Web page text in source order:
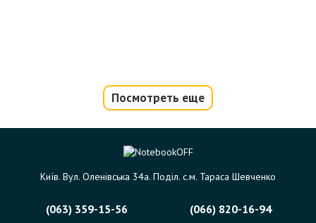
Посмотреть еще
Київ. Вул. Оленівська 34а. Поділ. с.м. Тараса Шевченко
(063) 359-15-56
(066) 820-16-94